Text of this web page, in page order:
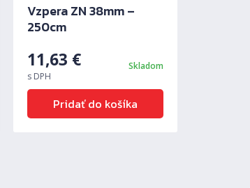
Vzpera ZN 38mm –
250cm
11,63 €
s DPH
Skladom
Pridať do košíka